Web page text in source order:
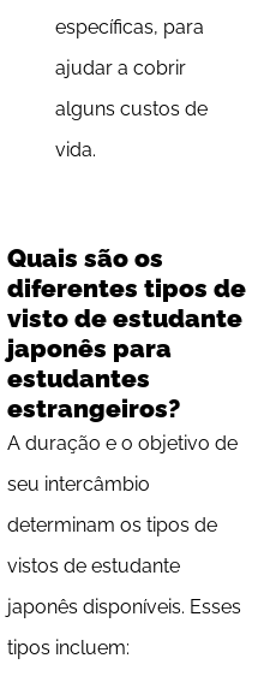
específicas, para
ajudar a cobrir
alguns custos de
vida.
Quais são os
diferentes tipos de
visto de estudante
japonês para
estudantes
estrangeiros?
A duração e o objetivo de
seu intercâmbio
determinam os tipos de
vistos de estudante
japonês disponíveis. Esses
tipos incluem: